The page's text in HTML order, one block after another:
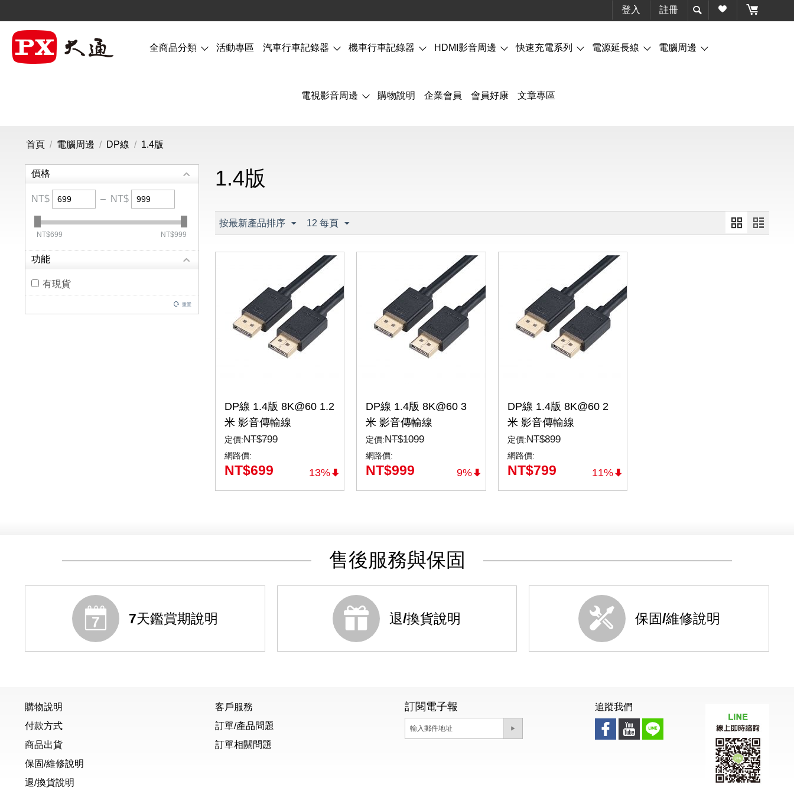
登入 註冊
全商品分類 活動專區 汽車行車記錄器 機車行車記錄器 HDMI影音周邊 快速充電系列 電源延長線 電腦周邊
電視影音周邊 購物說明 企業會員 會員好康 文章專區
首頁 / 電腦周邊 / DP線 / 1.4版
價格
NT$ – NT$
‎NT$699 ‎NT$999
功能
有現貨
重置
1.4版
按最新產品排序 12 每頁
13%
DP線 1.4版 8K@60 1.2
米 影音傳輸線
DisplayPort（DP-
1.2MX)
定價:NT$799
網路價:
NT$699 9%
DP線 1.4版 8K@60 3
米 影音傳輸線
DisplayPort（DP-3MX)
定價:NT$1099
網路價:
NT$999 11%
DP線 1.4版 8K@60 2
米 影音傳輸線
DisplayPort（DP-2MX)
定價:NT$899
網路價:
NT$799
售後服務與保固
7天鑑賞期說明 退/換貨說明 保固/維修說明
購物說明
付款方式
商品出貨
保固/維修說明
退/換貨說明
客戶服務
訂單/產品問題
訂單相關問題
訂閱電子報 追蹤我們